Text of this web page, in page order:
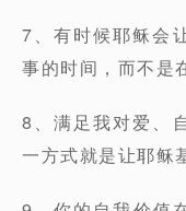
7、有时候耶稣会
事的时间，而不是
8、满足我对爱、
一方式就是让耶稣